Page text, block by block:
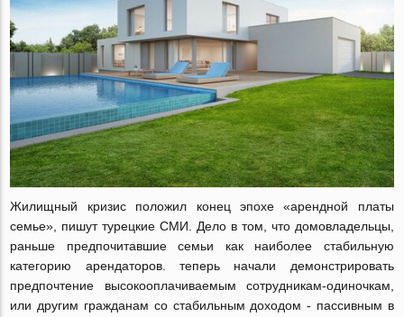
Жилищный кризис положил конец эпохе «арендной платы
семье», пишут турецкие СМИ. Дело в том, что домовладельцы,
раньше предпочитавшие семьи как наиболее стабильную
категорию арендаторов. теперь начали демонстрировать
предпочтение высокооплачиваемым сотрудникам-одиночкам,
или другим гражданам со стабильным доходом - пассивным в